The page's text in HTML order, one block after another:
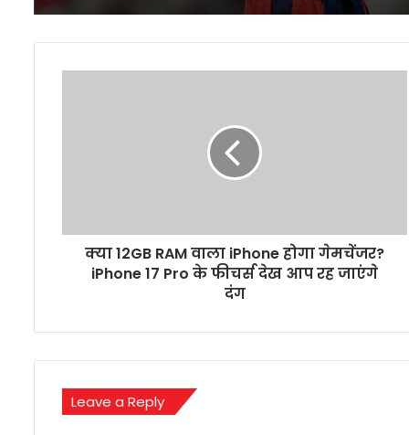
17
आप
दंग
क्या 12GB RAM वाला iPhone होगा गेमचेंजर?
iPhone 17 Pro के फीचर्स देख आप रह जाएंगे
दंग
Leave a Reply